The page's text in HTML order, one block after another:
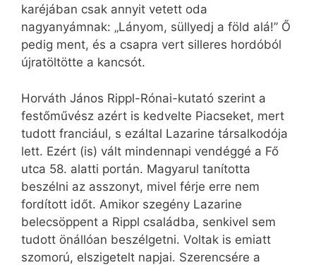
karéjában csak annyit vetett oda
nagyanyámnak: „Lányom, süllyedj a föld alá!” Ő
pedig ment, és a csapra vert silleres hordóból
újratöltötte a kancsót.
Horváth János Rippl-Rónai-kutató szerint a
festőművész azért is kedvelte Piacseket, mert
tudott franciául, s ezáltal Lazarine társalkodója
lett. Ezért (is) vált mindennapi vendéggé a Fő
utca 58. alatti portán. Magyarul tanította
beszélni az asszonyt, mivel férje erre nem
fordított időt. Amikor szegény Lazarine
belecsöppent a Rippl családba, senkivel sem
tudott önállóan beszélgetni. Voltak is emiatt
szomorú, elszigetelt napjai. Szerencsére a